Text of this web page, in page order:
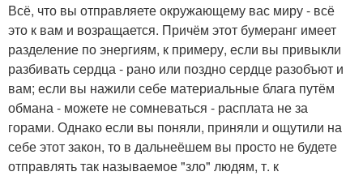
Всё, что вы отправляете окружающему вас миру - всё
это к вам и возращается. Причём этот бумеранг имеет
разделение по энергиям, к примеру, если вы привыкли
разбивать сердца - рано или поздно сердце разобъют и
вам; если вы нажили себе материальные блага путём
обмана - можете не сомневаться - расплата не за
горами. Однако если вы поняли, приняли и ощутили на
себе этот закон, то в дальнеёшем вы просто не будете
отправлять так называемое "зло" людям, т. к